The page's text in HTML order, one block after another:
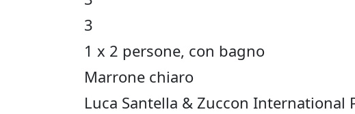
3
1 x 2 persone, con bagno
Marrone chiaro
Luca Santella & Zuccon International